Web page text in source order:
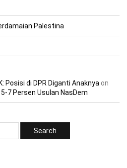
Palestina
Posisi di DPR Diganti Anaknya on
7 Persen Usulan NasDem